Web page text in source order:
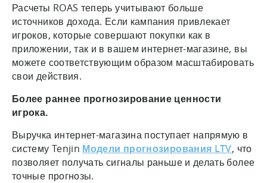
Расчеты ROAS теперь учитывают больше
источников дохода. Если кампания привлекает
игроков, которые совершают покупки как в
приложении, так и в вашем интернет-магазине, вы
можете соответствующим образом масштабировать
свои действия.
Более раннее прогнозирование ценности
игрока.
Выручка интернет-магазина поступает напрямую в
систему Tenjin Модели прогнозирования LTV, что
позволяет получать сигналы раньше и делать более
точные прогнозы.